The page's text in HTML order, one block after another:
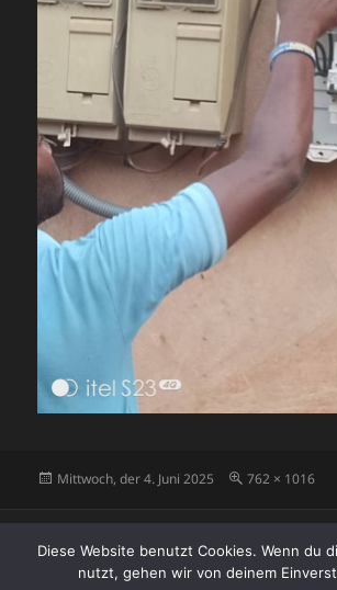
Veröffentlicht
Mittwoch, der 4. Juni 2025 Originalgröße
762 × 1016
Beitragsnavigation
Strom 4
Diese Website benutzt Cookies. Wenn du
nutzt, gehen wir von deinem